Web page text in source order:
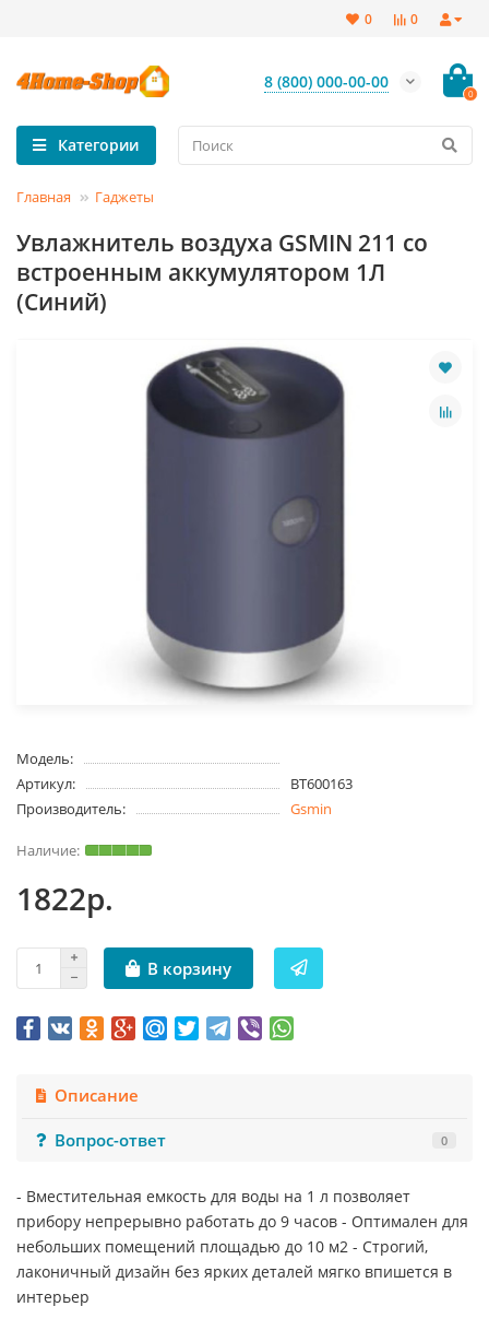
0
0
8 (800) 000-00-00
0
Категории
Главная Гаджеты
Увлажнитель воздуха GSMIN 211 со
встроенным аккумулятором 1Л
(Синий)
Модель:
Артикул:
BT600163
Производитель:
Gsmin
1822р.
В корзину
Описание
Вопрос-ответ
0
- Вместительная емкость для воды на 1 л позволяет
прибору непрерывно работать до 9 часов - Оптимален для
небольших помещений площадью до 10 м2 - Строгий,
лаконичный дизайн без ярких деталей мягко впишется в
интерьер